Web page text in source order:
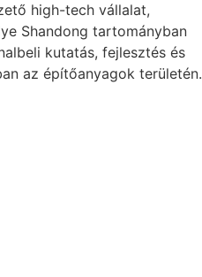
high-tech vállalat,
Shandong tartományban
kutatás, fejlesztés és
az építőanyagok területén.